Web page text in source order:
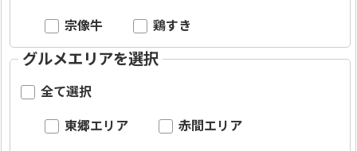
宗像牛 鶏すき
グルメエリアを選択
全て選択
東郷エリア 赤間エリア